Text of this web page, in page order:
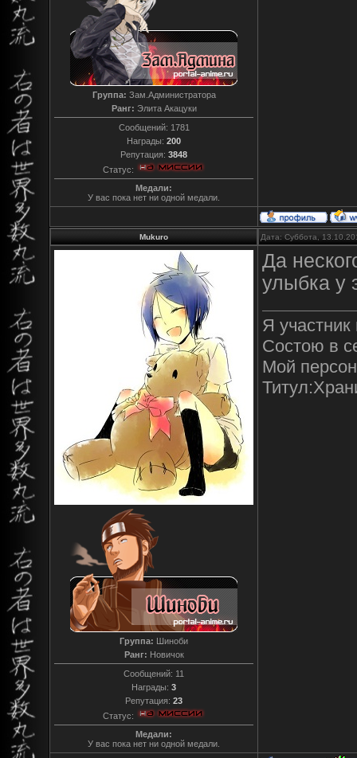
Группа: Зам.Администратора
Ранг: Элита Акацуки
Сообщений: 1781
Награды: 200
Репутация: 3848
Статус:
Медали:
У вас пока нет ни одной медали.
Mukuro Дата: Суббота,
Группа: Шиноби
Ранг: Новичок
Сообщений: 11
Награды: 3
Репутация: 23
Статус:
Медали:
У вас пока нет ни одной медали.
Да
улыбка у
Я
Состою в
Мой